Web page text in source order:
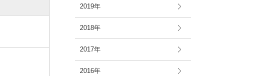
2019年
2018年
2017年
2016年